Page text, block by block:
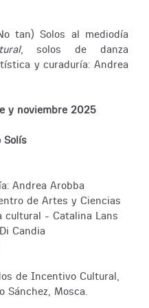
tan) Solos al mediodía
, solos de danza
y curaduría: Andrea
y noviembre 2025
Solís
Andrea Arobba
de Artes y Ciencias
cultural - Catalina Lans
Candia
de Incentivo Cultural,
Sánchez, Mosca.